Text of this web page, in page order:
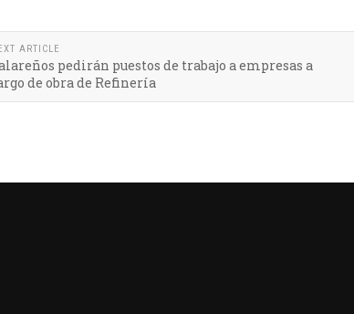
ARTICLE
pedirán puestos de trabajo a empresas a
de obra de Refinería